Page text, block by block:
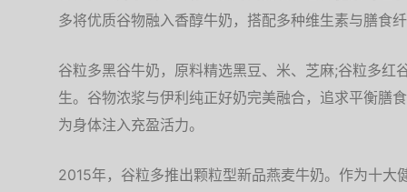
多将优质谷物融入香醇牛奶，搭配多种维生素与膳食
谷粒多黑谷牛奶，原料精选黑豆、米、芝麻;谷粒多红
生。谷物浓浆与伊利纯正好奶完美融合，追求平衡膳
为身体注入充盈活力。
2015年，谷粒多推出颗粒型新品燕麦牛奶。作为十大